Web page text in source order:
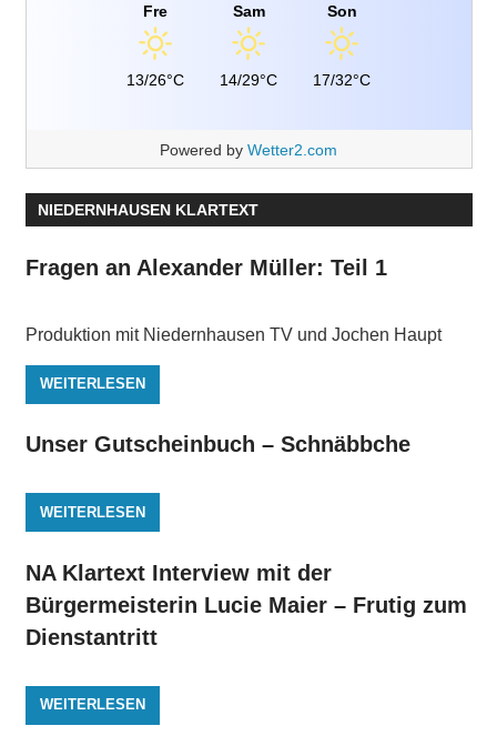
Fre
13/26°C
Sam
14/29°C
Son
17/32°C
Powered by Wetter2.com
NIEDERNHAUSEN KLARTEXT
Fragen an Alexander Müller: Teil 1
Produktion mit Niedernhausen TV und Jochen Haupt
WEITERLESEN
Unser Gutscheinbuch – Schnäbbche
WEITERLESEN
NA Klartext Interview mit der
Bürgermeisterin Lucie Maier – Frutig zum
Dienstantritt
WEITERLESEN